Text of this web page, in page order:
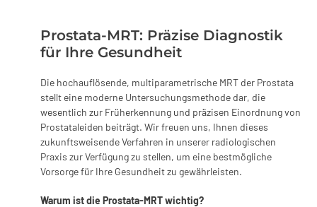
Prostata-MRT: Präzise Diagnostik
für Ihre Gesundheit
Die hochauflösende, multiparametrische MRT der Prostata
stellt eine moderne Untersuchungsmethode dar, die
wesentlich zur Früherkennung und präzisen Einordnung von
Prostataleiden beiträgt. Wir freuen uns, Ihnen dieses
zukunftsweisende Verfahren in unserer radiologischen
Praxis zur Verfügung zu stellen, um eine bestmögliche
Vorsorge für Ihre Gesundheit zu gewährleisten.
Warum ist die Prostata-MRT wichtig?